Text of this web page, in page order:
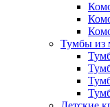
Тумбы из